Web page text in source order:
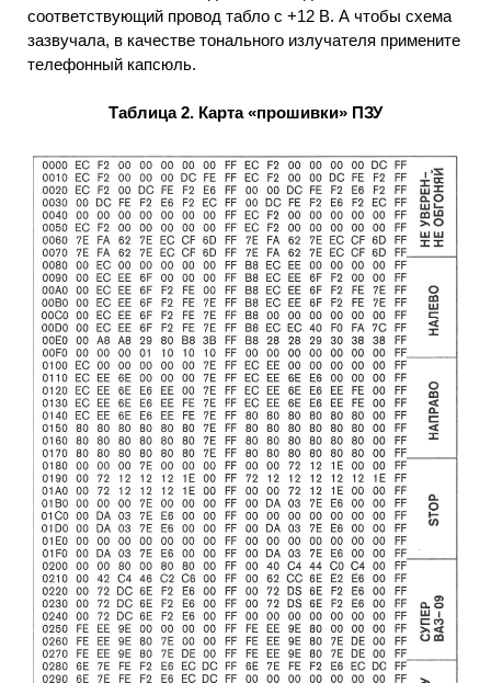
соответствующий провод табло с +12 В. А чтобы схема
зазвучала, в качестве тонального излучателя примените
телефонный капсюль.
Таблица 2. Карта «прошивки» ПЗУ